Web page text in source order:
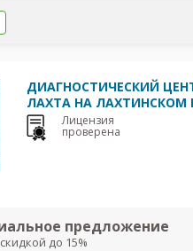
ДИАГНОСТИЧЕСКИЙ
ЛАХТА НА ЛАХТИНСКОМ
Лицензия
проверена
предложение
до 15%